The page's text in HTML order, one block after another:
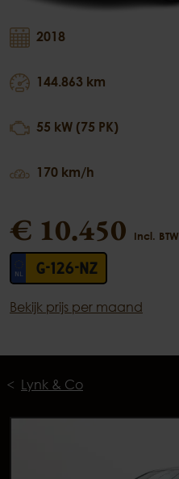
2018
144.863 km
55 kW (75 PK)
170 km/h
€ 10.450 Incl. BTW
G-126-NZ
Bekijk prijs per maand
Lynk & Co